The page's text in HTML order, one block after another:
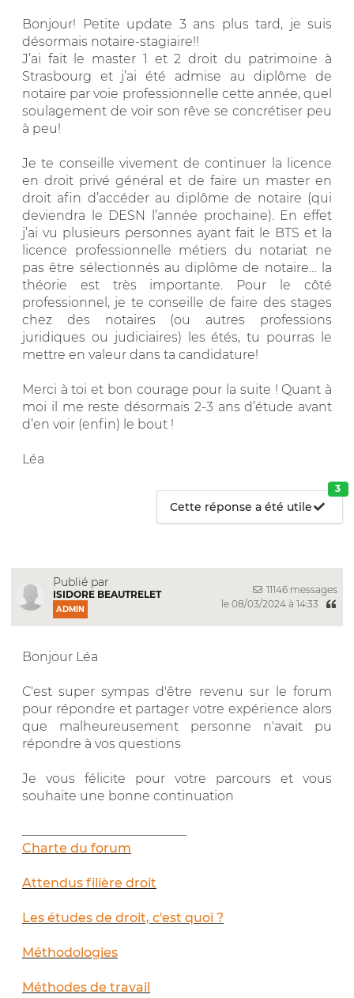
Bonjour! Petite update 3 ans plus tard, je suis
désormais notaire-stagiaire!!
J’ai fait le master 1 et 2 droit du patrimoine à
Strasbourg et j’ai été admise au diplôme de
notaire par voie professionnelle cette année, quel
soulagement de voir son rêve se concrétiser peu
à peu!
Je te conseille vivement de continuer la licence
en droit privé général et de faire un master en
droit afin d’accéder au diplôme de notaire (qui
deviendra le DESN l’année prochaine). En effet
j’ai vu plusieurs personnes ayant fait le BTS et la
licence professionnelle métiers du notariat ne
pas être sélectionnés au diplôme de notaire… la
théorie est très importante. Pour le côté
professionnel, je te conseille de faire des stages
chez des notaires (ou autres professions
juridiques ou judiciaires) les étés, tu pourras le
mettre en valeur dans ta candidature!
Merci à toi et bon courage pour la suite ! Quant à
moi il me reste désormais 2-3 ans d’étude avant
d’en voir (enfin) le bout !
Léa
Cette réponse a été utile
3
Publié par
ISIDORE BEAUTRELET
ADMIN
11146 messages
le 08/03/2024 à 14:33
Bonjour Léa
C'est super sympas d'être revenu sur le forum
pour répondre et partager votre expérience alors
que malheureusement personne n'avait pu
répondre à vos questions
Je vous félicite pour votre parcours et vous
souhaite une bonne continuation
Charte du forum
Attendus filière droit
Les études de droit, c'est quoi ?
Méthodologies
Méthodes de travail